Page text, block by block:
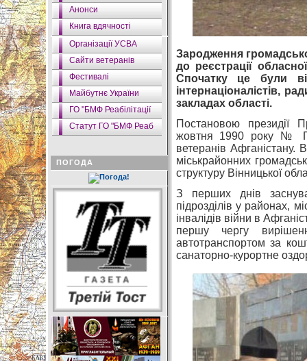
Анонси
Книга вдячності
Організації УСВА
Сайти ветеранів
Фестивалі
Майбутнє України
ГО "БМФ Реабілітації
Статут ГО "БМФ Реаб
ПОГОДА
Зародження
до реєстрації
Спочатку це були
інтернаціоналістів,
закладах області.
Постановою президії
жовтня 1990 року № П-
ветеранів Афганістану.
міськрайонних
структуру Вінницької
З перших днів
підрозділів у районах,
інвалідів війни в
першу чергу
автотранспортом за
санаторно-курортне